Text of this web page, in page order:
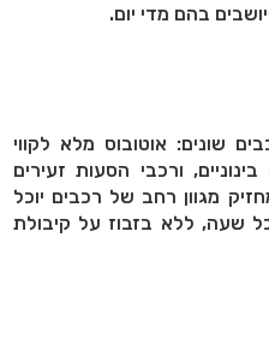
בהם מדי יום.
שונים: אוטובוס מלא לקווי
ורכבי הסעות זעירים
מגוון רחב של רכבים יוכל
שעה, ללא בזבוז על קיבולת